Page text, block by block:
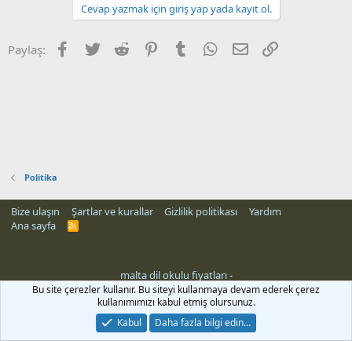
Cevap yazmak için giriş yap yada kayıt ol.
Paylaş: Facebook
Twitter Reddit PinterestTumblr WhatsApp
E-posta
Politika
Bize ulaşın Şartlar ve kurallar Gizlilik politikası
Yardım
Ana sayfa
R
malta dil okulu fiyatları-
Bu site çerezler kullanır. Bu siteyi kullanmaya devam ederek çerez
kullanımımızı kabul etmiş olursunuz.
Kabul
Daha fazla bilgi edin…